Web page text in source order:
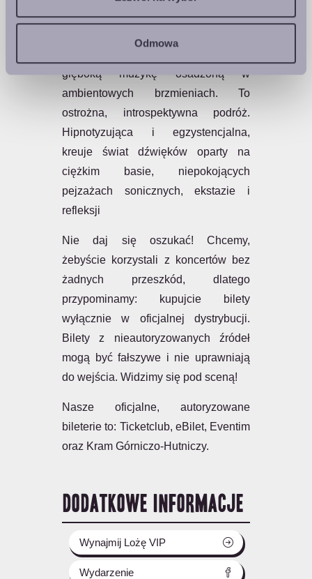
Odmowa
Dźwiękowy wir w zwolnionym tempie
głęboką muzykę osadzoną w
ambientowych brzmieniach. To
ostrożna, introspektywna podróż.
Hipnotyzująca i egzystencjalna,
kreuje świat dźwięków oparty na
ciężkim basie, niepokojących
pejzażach sonicznych, ekstazie i
refleksji
Nie daj się oszukać! Chcemy,
żebyście korzystali z koncertów bez
żadnych przeszkód, dlatego
przypominamy: kupujcie bilety
wyłącznie w oficjalnej dystrybucji.
Bilety z nieautoryzowanych źródeł
mogą być fałszywe i nie uprawniają
do wejścia. Widzimy się pod sceną!
Nasze oficjalne, autoryzowane
bileterie to: Ticketclub, eBilet, Eventim
oraz Kram Górniczo-Hutniczy.
DODATKOWE INFORMACJE
Wynajmij Lożę VIP
Wydarzenie